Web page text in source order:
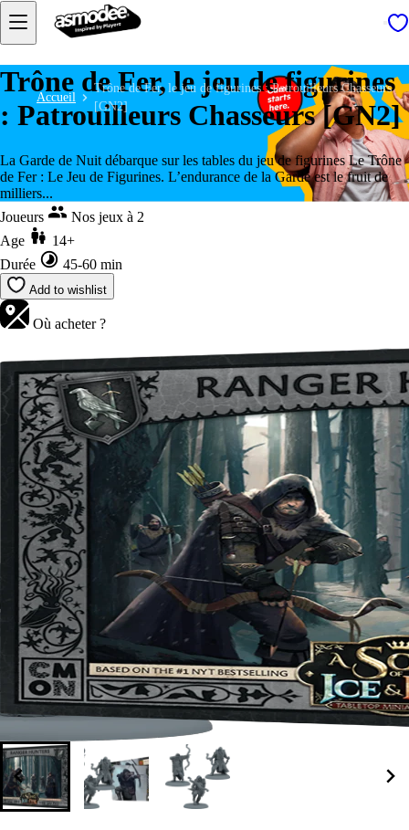
Accueil
Trône de Fer, le jeu de figurines : Patrouilleurs Chasseurs
[GN2]
Trône de Fer, le jeu de figurines
: Patrouilleurs Chasseurs [GN2]
La Garde de Nuit débarque sur les tables du jeu de figurines Le Trône
de Fer : Le Jeu de Figurines. L’endurance de la Garde est le fruit de
milliers...
Joueurs
Nos jeux à 2
Age
14+
Durée
45-60 min
Add to wishlist
Où acheter ?